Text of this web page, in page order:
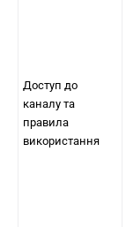
Доступ до
каналу та
правила
використання